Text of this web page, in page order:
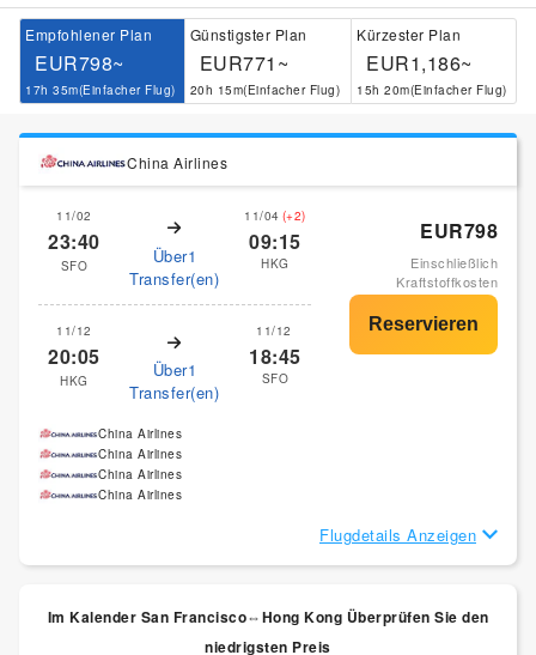
Empfohlener Plan
EUR798~
17h 35m(Einfacher Flug)
Günstigster Plan
EUR771~
20h 15m(Einfacher Flug)
Kürzester Plan
EUR1,186~
15h 20m(Einfacher Flug)
China Airlines
11/02
23:40
SFO
Über1
Transfer(en)
11/04 (+2)
09:15
HKG
11/12
20:05
HKG
Über1
Transfer(en)
11/12
18:45
SFO
EUR798
Einschließlich
Kraftstoffkosten
China Airlines
China Airlines
China Airlines
China Airlines
Flugdetails Anzeigen
Im Kalender San Francisco⇔Hong Kong Überprüfen Sie den
niedrigsten Preis